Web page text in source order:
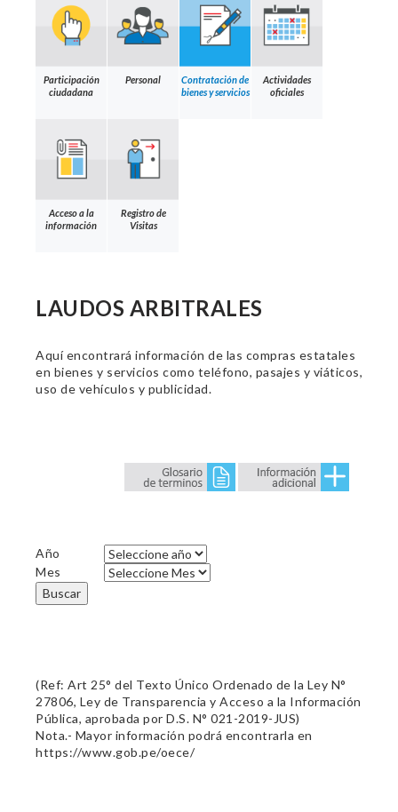
Participación
ciudadana
Personal
Contratación de
bienes y servicios
Actividades
oficiales
Acceso a la
información
Registro de
Visitas
LAUDOS ARBITRALES
Aquí encontrará información de las compras estatales
en bienes y servicios como teléfono, pasajes y viáticos,
uso de vehículos y publicidad.
Año
Mes
Buscar
(Ref: Art 25° del Texto Único Ordenado de la Ley N°
27806, Ley de Transparencia y Acceso a la Información
Pública, aprobada por D.S. N° 021-2019-JUS)
Nota.- Mayor información podrá encontrarla en
https://www.gob.pe/oece/